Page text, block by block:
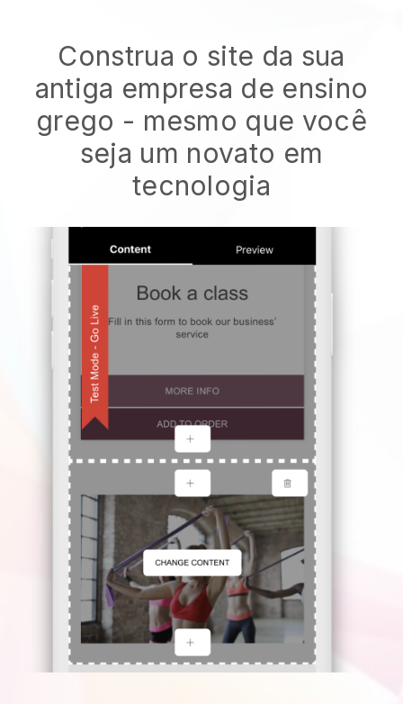
Construa o site da sua
antiga empresa de ensino
grego - mesmo que você
seja um novato em
tecnologia